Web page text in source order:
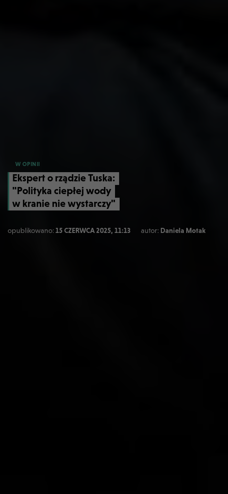
W OPINII
Ekspert o rządzie Tuska:
"Polityka ciepłej wody
w kranie nie wystarczy"
opublikowano:15 CZERWCA 2025, 11:13 autor: Daniela Motak